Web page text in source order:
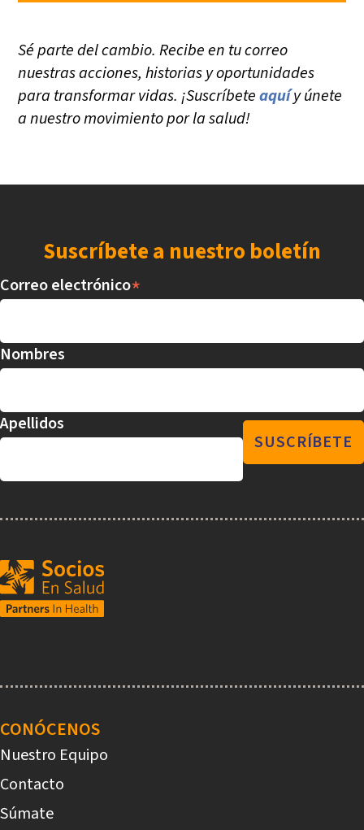
Sé parte del cambio. Recibe en tu correo
nuestras acciones, historias y oportunidades
para transformar vidas. ¡Suscríbeteaquíy únete
a nuestro movimiento por la salud!
Suscríbete a nuestro boletín
Correo electrónico*
Nombres
Apellidos
Main
navigation
CONÓCENOS
Nuestro Equipo
Contacto
Súmate